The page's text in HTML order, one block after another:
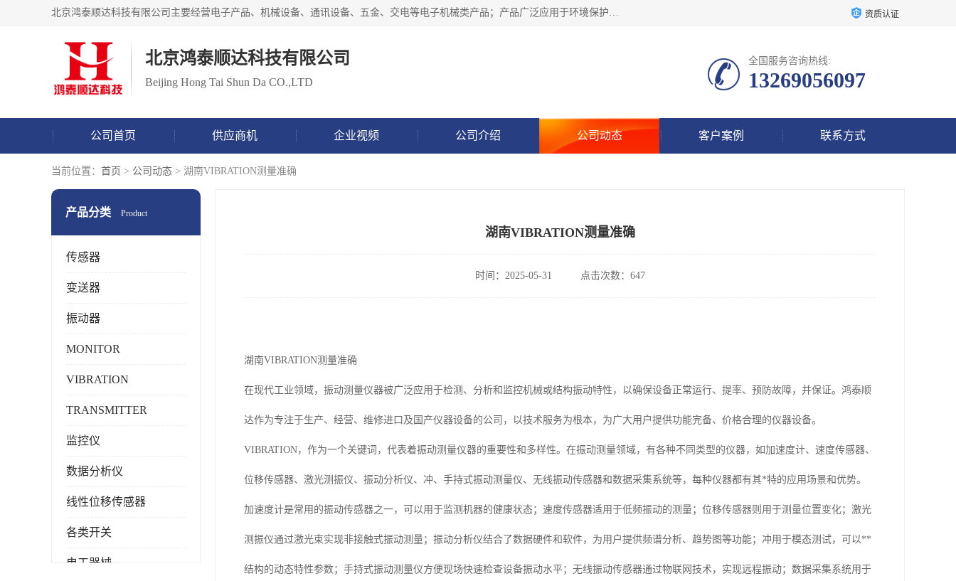
北京鸿泰顺达科技有限公司主要经营电子产品、机械设备、通讯设备、五金、交电等电子机械类产品；产品广泛应用于环境保护、石油化工、电力电子、冶金建筑、煤炭、农业、卫生防疫、教育科研等行业。并成功的与各地环境监测站、污水处理厂、卷烟厂、电厂、高校、科学院所、卫生防疫部门、煤矿、石化厂等用户建立了密切的合作关系。 资质认证
北京鸿泰顺达科技有限公司
Beijing Hong Tai Shun Da CO.,LTD
全国服务咨询热线:
13269056097
公司首页 供应商机 企业视频 公司介绍 公司动态 客户案例 联系方式
当前位置： 首页 > 公司动态 > 湖南VIBRATION测量准确
产品分类 Product
传感器
变送器
振动器
MONITOR
VIBRATION
TRANSMITTER
监控仪
数据分析仪
线性位移传感器
各类开关
电工器械
湖南VIBRATION测量准确
时间：2025-05-31 点击次数：647
湖南VIBRATION测量准确
在现代工业领域，振动测量仪器被广泛应用于检测、分析和监控机械或结构振动特性，以确保设备正常运行、提率、预防故障，并保证。鸿泰顺
达作为专注于生产、经营、维修进口及国产仪器设备的公司，以技术服务为根本，为广大用户提供功能完备、价格合理的仪器设备。
VIBRATION，作为一个关键词，代表着振动测量仪器的重要性和多样性。在振动测量领域，有各种不同类型的仪器，如加速度计、速度传感器、
位移传感器、激光测振仪、振动分析仪、冲、手持式振动测量仪、无线振动传感器和数据采集系统等，每种仪器都有其*特的应用场景和优势。
加速度计是常用的振动传感器之一，可以用于监测机器的健康状态；速度传感器适用于低频振动的测量；位移传感器则用于测量位置变化；激光
测振仪通过激光束实现非接触式振动测量；振动分析仪结合了数据硬件和软件，为用户提供频谱分析、趋势图等功能；冲用于模态测试，可以**
结构的动态特性参数；手持式振动测量仪方便现场快速检查设备振动水平；无线振动传感器通过物联网技术，实现远程振动；数据采集系统用于